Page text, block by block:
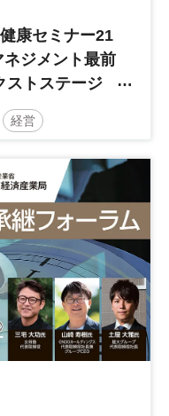
康セミナー21
ジメント最前
ストステージ
DX・人財戦
経営
人材戦略
診療報酬